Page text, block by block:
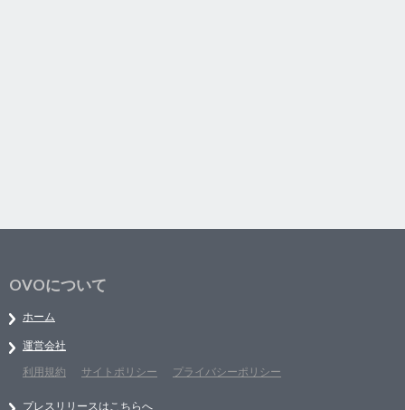
OVOについて
ホーム
運営会社
利用規約
サイトポリシー プライバシーポリシー
プレスリリースはこちらへ